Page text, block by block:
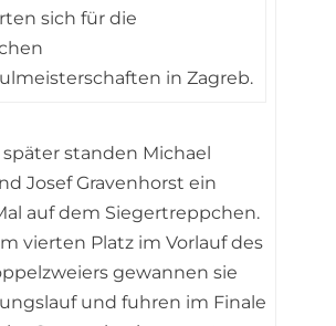
sich für die
in Zagreb.
später standen Michael
Josef Gravenhorst ein
auf dem Siegertreppchen.
vierten Platz im Vorlauf des
gewannen sie
und fuhren im Finale